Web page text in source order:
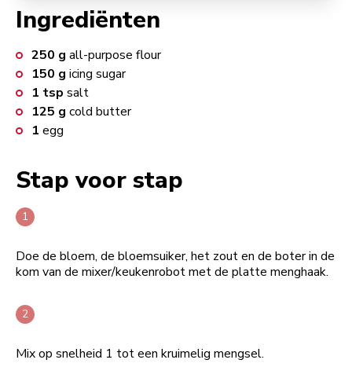
Ingrediënten
250 g all-purpose flour
150 g icing sugar
1 tsp salt
125 g cold butter
1 egg
Stap voor stap
Doe de bloem, de bloemsuiker, het zout en de boter in de
kom van de mixer/keukenrobot met de platte menghaak.
Mix op snelheid 1 tot een kruimelig mengsel.